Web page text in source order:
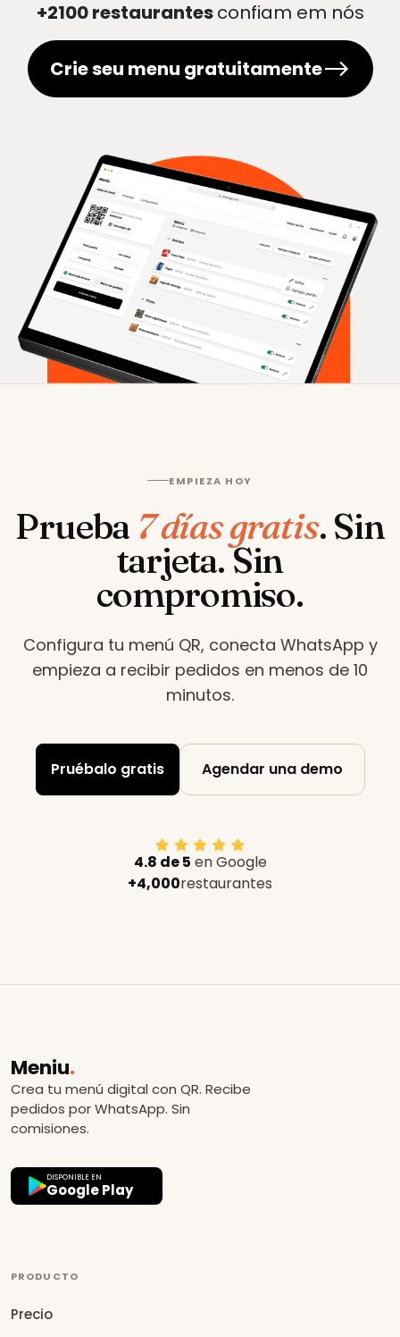
+2100 restaurantesconfiam em nós
Crie seu menu gratuitamente
EMPIEZA HOY
Prueba 7 días gratis. Sin
tarjeta. Sin
compromiso.
Configura tu menú QR, conecta WhatsApp y
empieza a recibir pedidos en menos de 10
minutos.
Pruébalo gratis Agendar una demo
4.8 de 5 en Google
+4,000restaurantes
Meniu.
Crea tu menú digital con QR. Recibe
pedidos por WhatsApp. Sin
comisiones.
DISPONIBLE EN
Google Play
PRODUCTO
Precio